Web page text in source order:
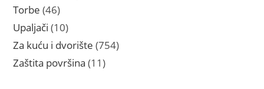
Torbe 4646
proizvoda
Upaljači 1010
proizvoda
Za kuću i dvorište 754754
Zaštita površina 1111